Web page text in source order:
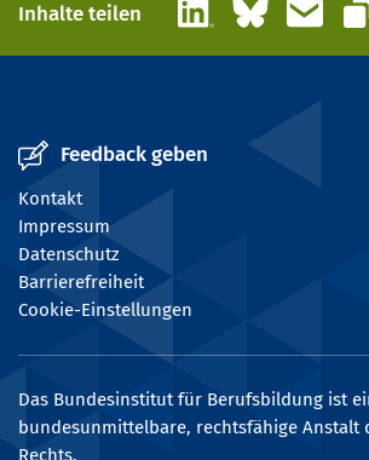
Inhalte teilen
Feedback geben
Kontakt
Impressum
Datenschutz
Barrierefreiheit
Cookie-Einstellungen
Das Bundesinstitut für Berufsbildung ist
bundesunmittelbare, rechtsfähige Anstalt
Rechts.